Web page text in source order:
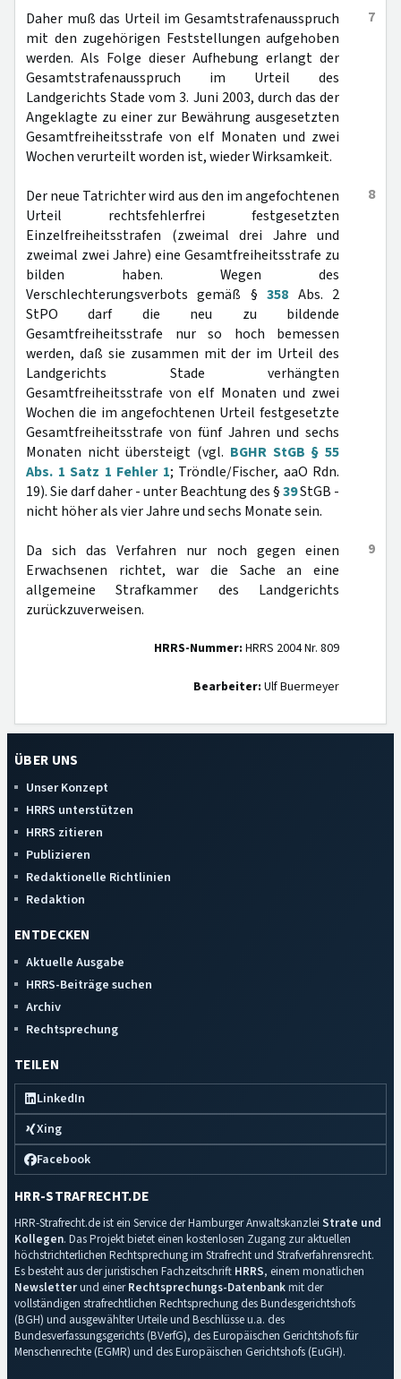
7
Daher muß das Urteil im Gesamtstrafenausspruch
mit den zugehörigen Feststellungen aufgehoben
werden. Als Folge dieser Aufhebung erlangt der
Gesamtstrafenausspruch im Urteil des
Landgerichts Stade vom 3. Juni 2003, durch das der
Angeklagte zu einer zur Bewährung ausgesetzten
Gesamtfreiheitsstrafe von elf Monaten und zwei
Wochen verurteilt worden ist, wieder Wirksamkeit.
8
Der neue Tatrichter wird aus den im angefochtenen
Urteil rechtsfehlerfrei festgesetzten
Einzelfreiheitsstrafen (zweimal drei Jahre und
zweimal zwei Jahre) eine Gesamtfreiheitsstrafe zu
bilden haben. Wegen des
Verschlechterungsverbots gemäß §358 Abs. 2
StPO darf die neu zu bildende
Gesamtfreiheitsstrafe nur so hoch bemessen
werden, daß sie zusammen mit der im Urteil des
Landgerichts Stade verhängten
Gesamtfreiheitsstrafe von elf Monaten und zwei
Wochen die im angefochtenen Urteil festgesetzte
Gesamtfreiheitsstrafe von fünf Jahren und sechs
Monaten nicht übersteigt (vgl. BGHR StGB § 55
Abs. 1 Satz 1 Fehler 1; Tröndle/Fischer, aaO Rdn.
19). Sie darf daher - unter Beachtung des §39StGB -
nicht höher als vier Jahre und sechs Monate sein.
9
Da sich das Verfahren nur noch gegen einen
Erwachsenen richtet, war die Sache an eine
allgemeine Strafkammer des Landgerichts
zurückzuverweisen.
HRRS-Nummer: HRRS 2004 Nr. 809
Bearbeiter: Ulf Buermeyer
ÜBER UNS
Unser Konzept
HRRS unterstützen
HRRS zitieren
Publizieren
Redaktionelle Richtlinien
Redaktion
ENTDECKEN
Aktuelle Ausgabe
HRRS-Beiträge suchen
Archiv
Rechtsprechung
TEILEN
LinkedIn
Xing
Facebook
HRR-STRAFRECHT.DE
HRR-Strafrecht.de ist ein Service der Hamburger Anwaltskanzlei Strate und
Kollegen. Das Projekt bietet einen kostenlosen Zugang zur aktuellen
höchstrichterlichen Rechtsprechung im Strafrecht und Strafverfahrensrecht.
Es besteht aus der juristischen Fachzeitschrift HRRS, einem monatlichen
Newsletterund einerRechtsprechungs-Datenbankmit der
vollständigen strafrechtlichen Rechtsprechung des Bundesgerichtshofs
(BGH) und ausgewählter Urteile und Beschlüsse u.a. des
Bundesverfassungsgerichts (BVerfG), des Europäischen Gerichtshofs für
Menschenrechte (EGMR) und des Europäischen Gerichtshofs (EuGH).